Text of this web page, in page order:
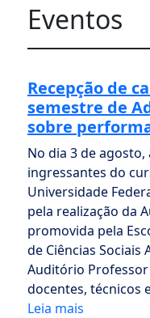
Eventos
Recepção de
semestre de
sobre
No dia 3 de
ingressantes do
Universidade
pela realização da
promovida pela
de Ciências Sociais
Auditório Professor
docentes, técnicos
Leia mais